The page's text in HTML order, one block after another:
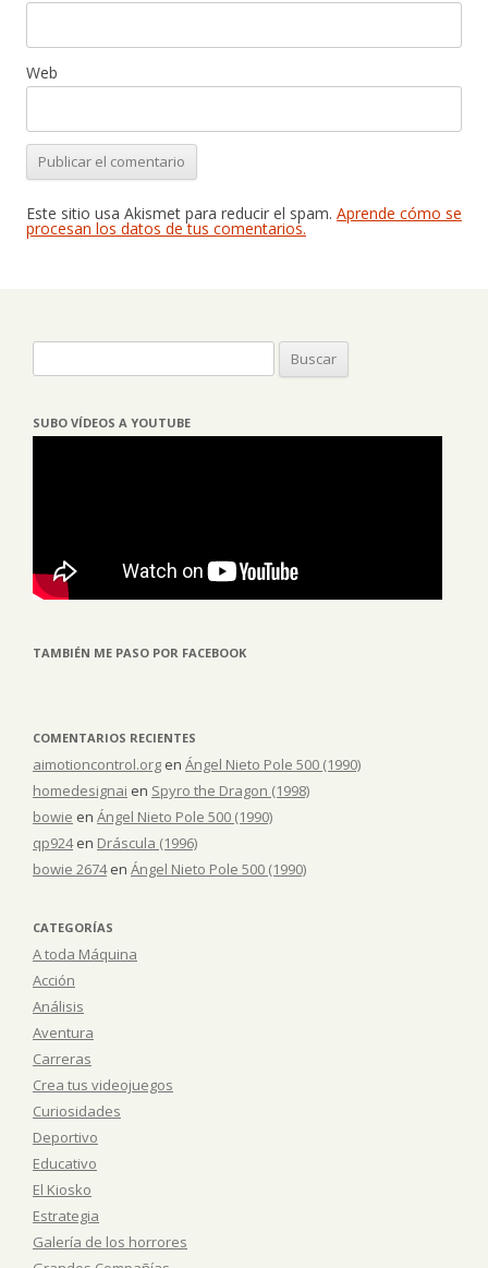
Web
Este sitio usa Akismet para reducir el spam. Aprende cómo se
procesan los datos de tus comentarios.
SUBO VÍDEOS A YOUTUBE
TAMBIÉN ME PASO POR FACEBOOK
COMENTARIOS RECIENTES
aimotioncontrol.org en Ángel Nieto Pole 500 (1990)
homedesignai en Spyro the Dragon (1998)
bowie en Ángel Nieto Pole 500 (1990)
qp924en Dráscula (1996)
bowie 2674en Ángel Nieto Pole 500 (1990)
CATEGORÍAS
A toda Máquina
Acción
Análisis
Aventura
Carreras
Crea tus videojuegos
Curiosidades
Deportivo
Educativo
El Kiosko
Estrategia
Galería de los horrores